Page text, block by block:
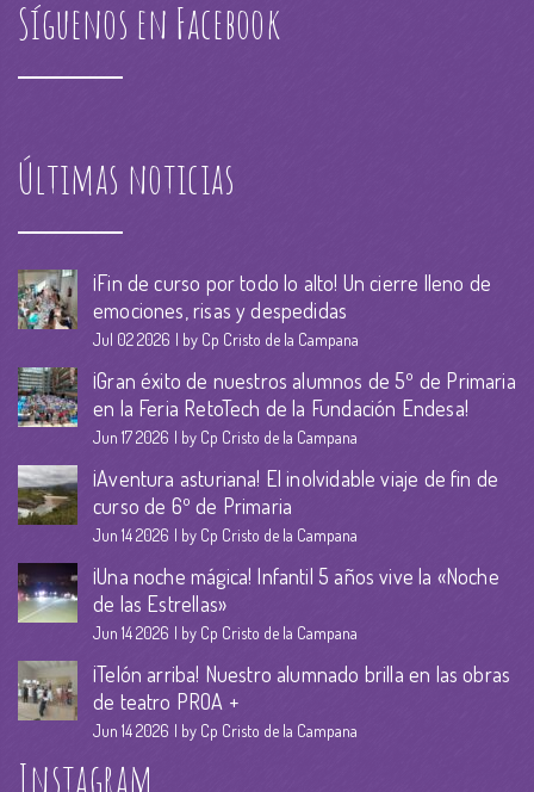
Síguenos en Facebook
Últimas noticias
¡Fin de curso por todo lo alto! Un cierre lleno de
emociones, risas y despedidas
Jul 02 2026 by Cp Cristo de la Campana
¡Gran éxito de nuestros alumnos de 5º de Primaria
en la Feria RetoTech de la Fundación Endesa!
Jun 17 2026 by Cp Cristo de la Campana
¡Aventura asturiana! El inolvidable viaje de fin de
curso de 6º de Primaria
Jun 14 2026 by Cp Cristo de la Campana
¡Una noche mágica! Infantil 5 años vive la «Noche
de las Estrellas»
Jun 14 2026 by Cp Cristo de la Campana
¡Telón arriba! Nuestro alumnado brilla en las obras
de teatro PROA +
Jun 14 2026 by Cp Cristo de la Campana
Instagram